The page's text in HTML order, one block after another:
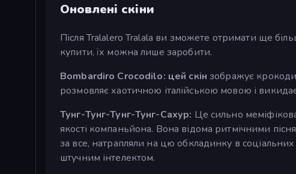
Оновлені скіни
Після Tralalero Tralala ви зможете отримати ще
купити, їх можна лише заробити.
Bombardiro Crocodilo: цей скінзображує
розмовляє хаотичною італійською мовою і
Тунг-Тунг-Тунг-Тунг-Сахур: Це сильно
якості компаньйона. Вона відома ритмічними
за все, натрапляли на цю обкладинку в
штучним інтелектом.